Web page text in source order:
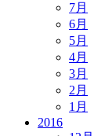
7月
6月
5月
4月
3月
2月
1月
2016